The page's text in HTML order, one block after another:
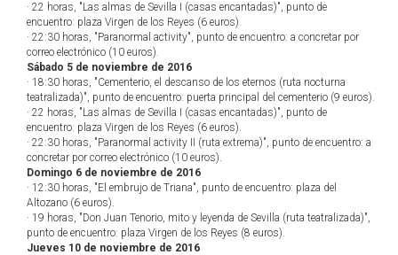
· 22 horas, "Las almas de Sevilla I (casas encantadas)", punto de
encuentro: plaza Virgen de los Reyes (6 euros).
· 22:30 horas, "Paranormal activity", punto de encuentro: a concretar por
correo electrónico (10 euros).
Sábado 5 de noviembre de 2016
· 18:30 horas, "Cementerio, el descanso de los eternos (ruta nocturna
teatralizada)", punto de encuentro: puerta principal del cementerio (9 euros).
· 22 horas, "Las almas de Sevilla I (casas encantadas)", punto de
encuentro: plaza Virgen de los Reyes (6 euros).
· 22:30 horas, "Paranormal activity II (ruta extrema)", punto de encuentro: a
concretar por correo electrónico (10 euros).
Domingo 6 de noviembre de 2016
· 12:30 horas, "El embrujo de Triana", punto de encuentro: plaza del
Altozano (6 euros).
· 19 horas, "Don Juan Tenorio, mito y leyenda de Sevilla (ruta teatralizada)",
punto de encuentro: plaza Virgen de los Reyes (8 euros).
Jueves 10 de noviembre de 2016